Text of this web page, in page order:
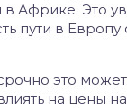
Африке. Это
пути в Европу
это может
на цены